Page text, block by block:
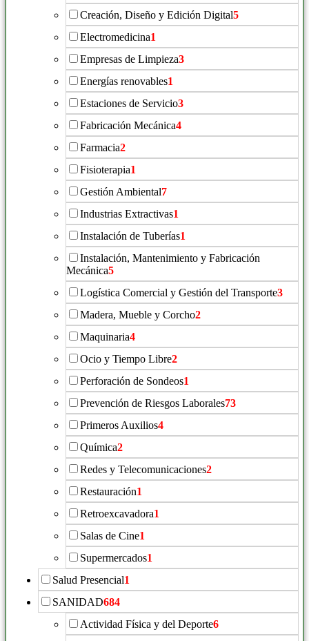
Creación, Diseño y Edición Digital5
Electromedicina1
Empresas de Limpieza3
Energías renovables1
Estaciones de Servicio3
Fabricación Mecánica4
Farmacia2
Fisioterapia1
Gestión Ambiental7
Industrias Extractivas1
Instalación de Tuberías1
Instalación, Mantenimiento y Fabricación
Mecánica5
Logística Comercial y Gestión del Transporte3
Madera, Mueble y Corcho2
Maquinaria4
Ocio y Tiempo Libre2
Perforación de Sondeos1
Prevención de Riesgos Laborales73
Primeros Auxilios4
Química2
Redes y Telecomunicaciones2
Restauración1
Retroexcavadora1
Salas de Cine1
Supermercados1
Salud Presencial1
SANIDAD684
Actividad Física y del Deporte6